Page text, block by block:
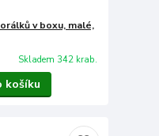
v boxu, malé,
Skladem 342 krab.
košíku